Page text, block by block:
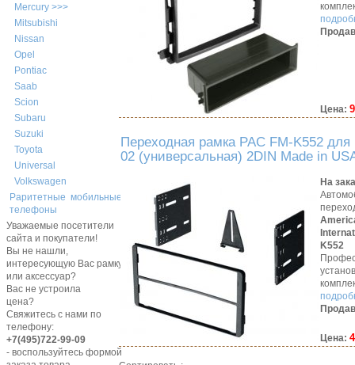
Mercury >>>
Mitsubishi
Nissan
Opel
Pontiac
Saab
Scion
Subaru
Suzuki
Toyota
Universal
Volkswagen
Раритетные мобильные
телефоны
Уважаемые посетители
сайта и покупатели!
Вы не нашли,
интересующую Вас рамку,
или аксессуар?
Вас не устроила
цена?
Свяжитесь с нами по
телефону:
+7(495)722-99-09
- воспользуйтесь формой
Цена:
Переходная рамка PAC FM-K552
02 (универсальная) 2DIN Made in
На
K552
Цена: